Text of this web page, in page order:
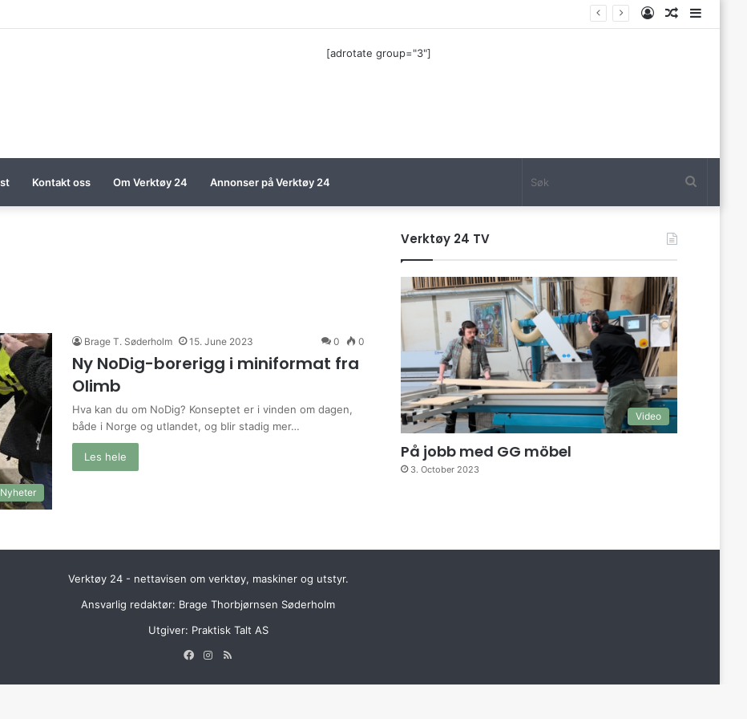
til Festool billigere Sidebar
Tilfeldig
Log
[adrotate group="3"]
Kontakt oss Om Verktøy 24 Annonser på Verktøy 24
Nyheter
Brage T. Søderholm 15. June 2023 0 0
Ny NoDig-borerigg i miniformat fra
Olimb
Hva kan du om NoDig? Konseptet er i vinden om dagen,
både i Norge og utlandet, og blir stadig mer…
Les hele
Verktøy 24 TV
Video
På jobb med GG möbel
3. October 2023
Verktøy 24 - nettavisen om verktøy, maskiner og utstyr.
Ansvarlig redaktør: Brage Thorbjørnsen Søderholm
Utgiver: Praktisk Talt AS
Facebook
Instagram
RSS